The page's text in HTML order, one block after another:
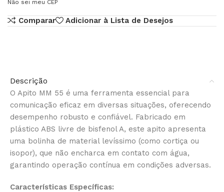
Não sei meu CEP
Comparar Adicionar à Lista de Desejos
Descrição
O Apito MM 55 é uma ferramenta essencial para
comunicação eficaz em diversas situações, oferecendo
desempenho robusto e confiável. Fabricado em
plástico ABS livre de bisfenol A, este apito apresenta
uma bolinha de material levíssimo (como cortiça ou
isopor), que não encharca em contato com água,
garantindo operação contínua em condições adversas.
Características Específicas: